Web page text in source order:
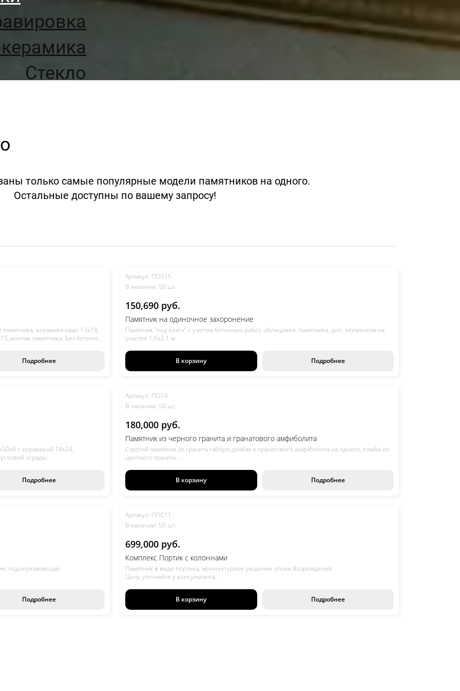
Стекло
Оставьте заявку
Перезвоним в течение 10 минут
Отправить заявку
только самые популярные модели памятников на одного.
Остальные доступны по вашему запросу!
керамика овал 13х18,
памятника. Без бетонных
Подробнее
Артикул: ПОЗ15
В наличии: 50 шт.
150,690 руб.
Памятник на одиночное захоронение
Памятник "под ключ" с учетом бетонных работ, облицовки, памятника, доп. элементов на
участке 1,6х2.1 м
В корзину Подробнее
с керамикой 18х24,
ограды.
Подробнее
Артикул: ПО14
В наличии: 50 шт.
180,000 руб.
Памятник из черного гранита и гранатового амфиболита
Строгий памятник из гранита габбро-диабаз и гранатового амфиболита на одного, комбо из
цветного гранита.
В корзину
Подробнее
подчеркивающая
Подробнее
Артикул: ППС11
В наличии: 50 шт.
699,000 руб.
Комплекс Портик с колоннами
Памятник в виде портика, архитектурное решение эпохи Возрождения.
Цену уточняйте у консультанта.
В корзину Подробнее